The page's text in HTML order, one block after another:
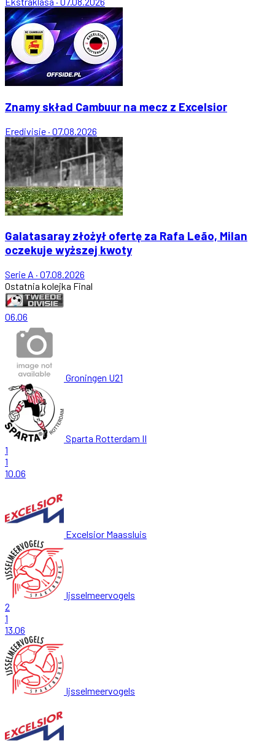
Znamy skład Cambuur na mecz z Excelsior
Eredivisie · 07.08.2026
Galatasaray złożył ofertę za Rafa Leão, Milan
oczekuje wyższej kwoty
Serie A · 07.08.2026
Ostatnia kolejka Final
06.06
Groningen U21
Sparta Rotterdam II
1
1
10.06
Excelsior Maassluis
Ijsselmeervogels
2
1
13.06
Ijsselmeervogels